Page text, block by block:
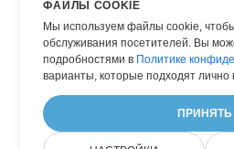
Делать HTML
Делать PDF
Делать WORD
ФАЙЛЫ COOKIE
Мы используем файлы cookie,
обслуживания посетителей. Вы
подробностями в Политике
варианты, которые подходят лично
ПРИНЯТЬ